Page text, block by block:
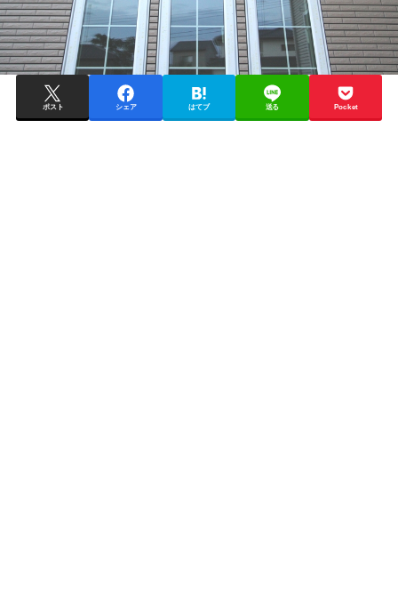
ポスト シェア はてブ 送る Pocket